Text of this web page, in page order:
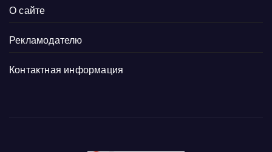
О сайте
Рекламодателю
Контактная информация